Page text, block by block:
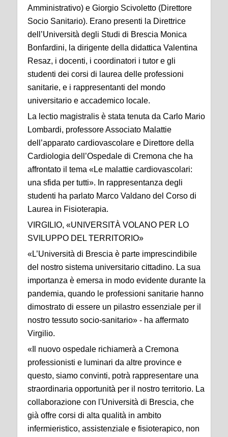
Amministrativo) e Giorgio Scivoletto (Direttore
Socio Sanitario). Erano presenti la Direttrice
dell’Università degli Studi di Brescia Monica
Bonfardini, la dirigente della didattica Valentina
Resaz, i docenti, i coordinatori i tutor e gli
studenti dei corsi di laurea delle professioni
sanitarie, e i rappresentanti del mondo
universitario e accademico locale.
La lectio magistralis è stata tenuta da Carlo Mario
Lombardi, professore Associato Malattie
dell’apparato cardiovascolare e Direttore della
Cardiologia dell’Ospedale di Cremona che ha
affrontato il tema «Le malattie cardiovascolari:
una sfida per tutti». In rappresentanza degli
studenti ha parlato Marco Valdano del Corso di
Laurea in Fisioterapia.
VIRGILIO, «UNIVERSITÀ VOLANO PER LO
SVILUPPO DEL TERRITORIO»
«L’Università di Brescia è parte imprescindibile
del nostro sistema universitario cittadino. La sua
importanza è emersa in modo evidente durante la
pandemia, quando le professioni sanitarie hanno
dimostrato di essere un pilastro essenziale per il
nostro tessuto socio-sanitario» - ha affermato
Virgilio.
«Il nuovo ospedale richiamerà a Cremona
professionisti e luminari da altre province e
questo, siamo convinti, potrà rappresentare una
straordinaria opportunità per il nostro territorio. La
collaborazione con l'Università di Brescia, che
già offre corsi di alta qualità in ambito
infermieristico, assistenziale e fisioterapico, non